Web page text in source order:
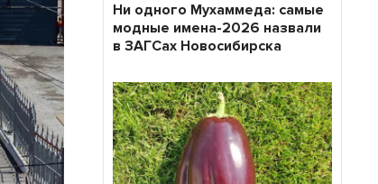
Ни одного Мухаммеда: самые
модные имена-2026 назвали
в ЗАГСах Новосибирска